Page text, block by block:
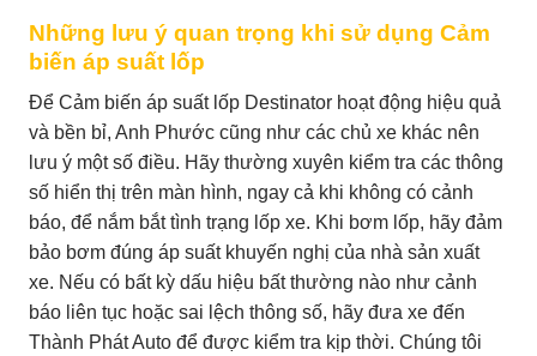
Những lưu ý quan trọng khi sử dụng Cảm
biến áp suất lốp
Để Cảm biến áp suất lốp Destinator hoạt động hiệu quả
và bền bỉ, Anh Phước cũng như các chủ xe khác nên
lưu ý một số điều. Hãy thường xuyên kiểm tra các thông
số hiển thị trên màn hình, ngay cả khi không có cảnh
báo, để nắm bắt tình trạng lốp xe. Khi bơm lốp, hãy đảm
bảo bơm đúng áp suất khuyến nghị của nhà sản xuất
xe. Nếu có bất kỳ dấu hiệu bất thường nào như cảnh
báo liên tục hoặc sai lệch thông số, hãy đưa xe đến
Thành Phát Auto để được kiểm tra kịp thời. Chúng tôi